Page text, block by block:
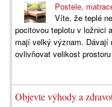
Postele,
Víte, že teplé
pocitovou teplotu v ložnici
mají velký význam. Dávají
ovlivňovat velikost
Objevte výhody a